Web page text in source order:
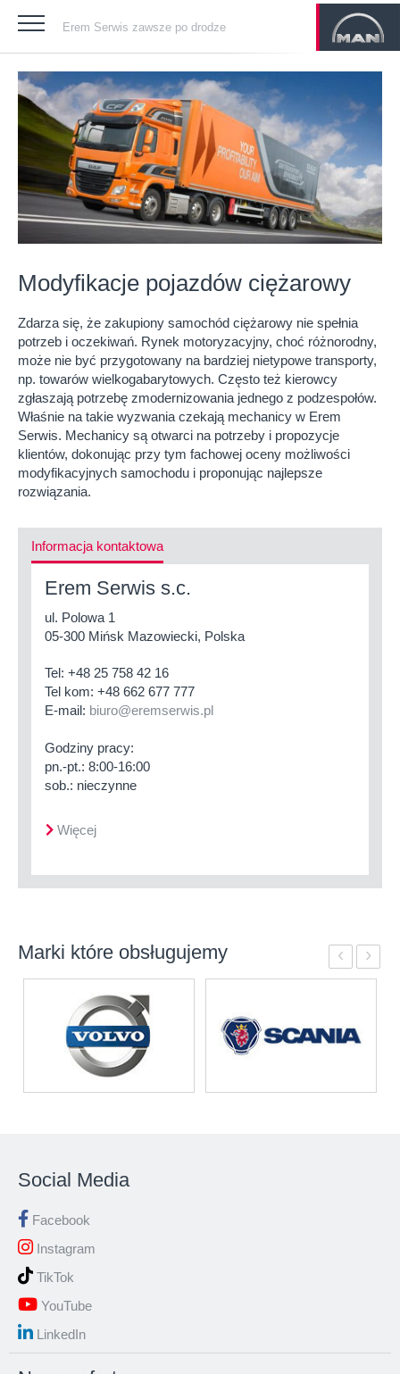
Erem Serwis zawsze po drodze
Modyfikacje pojazdów ciężarowy
Zdarza się, że zakupiony samochód ciężarowy nie spełnia
potrzeb i oczekiwań. Rynek motoryzacyjny, choć różnorodny,
może nie być przygotowany na bardziej nietypowe transporty,
np. towarów wielkogabarytowych. Często też kierowcy
zgłaszają potrzebę zmodernizowania jednego z podzespołów.
Właśnie na takie wyzwania czekają mechanicy w Erem
Serwis. Mechanicy są otwarci na potrzeby i propozycje
klientów, dokonując przy tym fachowej oceny możliwości
modyfikacyjnych samochodu i proponując najlepsze
rozwiązania.
Informacja kontaktowa
Erem Serwis s.c.
ul. Polowa 1
05-300 Mińsk Mazowiecki, Polska
Tel: +48 25 758 42 16
Tel kom: +48 662 677 777
E-mail: biuro@eremserwis.pl
Godziny pracy:
pn.-pt.: 8:00-16:00
sob.: nieczynne
Więcej
Marki które obsługujemy ‹ ›
Social Media
Facebook
Instagram
TikTok
YouTube
LinkedIn